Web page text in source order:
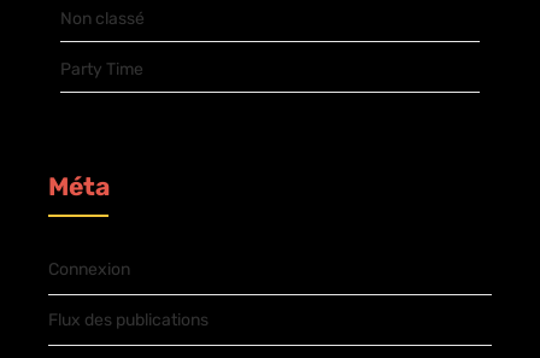
Non classé
Party Time
Méta
Connexion
Flux des publications